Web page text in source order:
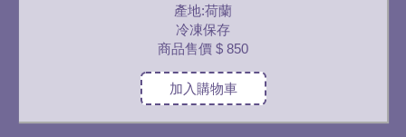
產地:荷蘭
冷凍保存
商品售價 $ 850
加入購物車